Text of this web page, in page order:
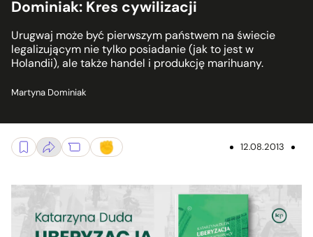
Dominiak: Kres cywilizacji
Urugwaj może być pierwszym państwem na świecie
legalizującym nie tylko posiadanie (jak to jest w
Holandii), ale także handel i produkcję marihuany.
Martyna Dominiak
12.08.2013